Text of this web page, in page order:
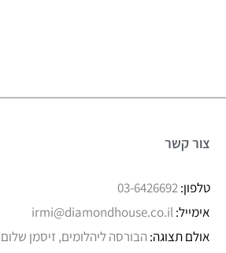
צור קשר
טלפון:03-6426692
אימייל:irmi@diamondhouse.co.il
אולם תצוגה: הבורסה ליהלומים, זיסמן שלום 1, רמת גן